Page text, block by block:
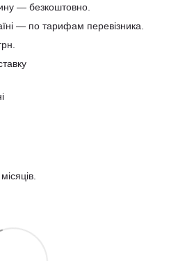
— безкоштовно.
— по тарифам перевізника.